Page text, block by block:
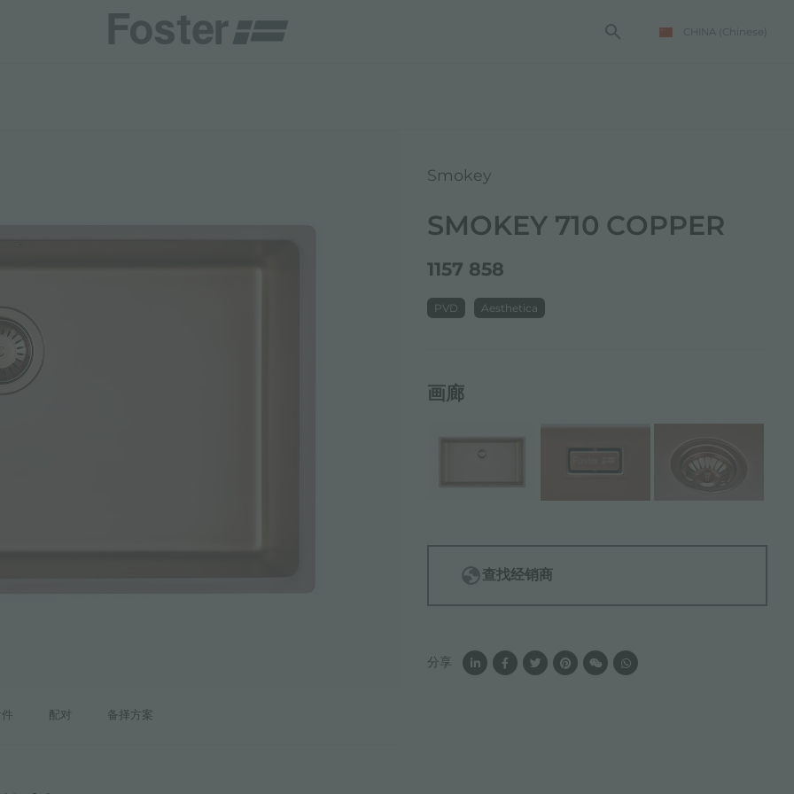
CHINA (Chinese)
配对 备择方案
Smokey
SMOKEY 710 COPPER
1157 858
PVD Aesthetica
画廊
查找经销商
分享